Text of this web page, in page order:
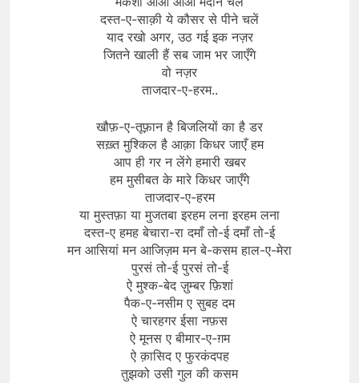
दस्त-ए-साक़ी ये कौसर से पीने चलें
याद रखो अगर, उठ गई इक नज़र
जितने खाली हैं सब जाम भर जाएँगे
वो नज़र
ताजदार-ए-हरम..
खौफ़-ए-तूफ़ान है बिजलियों का है डर
सख़्त मुश्किल है आक़ा किधर जाएँ हम
आप ही गर न लेंगे हमारी खबर
हम मुसीबत के मारे किधर जाएँगे
ताजदार-ए-हरम
या मुस्तफ़ा या मुजतबा इरहम लना इरहम लना
दस्त-ए हमह बेचारा-रा दमाँ तो-ई दमाँ तो-ई
मन आसियां मन आजिज़म मन बे-कसम हाल-ए-मेरा
पुरसं तो-ई पुरसं तो-ई
ऐ मुश्क-बेद ज़ुम्बर फ़िशां
पैक-ए-नसीम ए सुबह दम
ऐ चारहगर ईसा नफ़स
ऐ मूनस ए बीमार-ए-ग़म
ऐ क़ासिद ए फुरकंदपह
तुझको उसी गुल की कसम